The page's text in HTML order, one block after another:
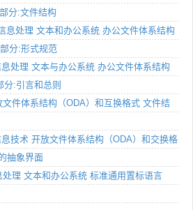
分:文件结构
息处理 文本和办公系统 办公文件体系结构
分:形式规范
处理 文本与办公系统 办公文件体系结构
分:引言和总则
件体系结构（ODA）和互换格式 文件结
技术 开放文件体系结构（ODA）和交换格
抽象界面
理 文本和办公系统 标准通用置标语言